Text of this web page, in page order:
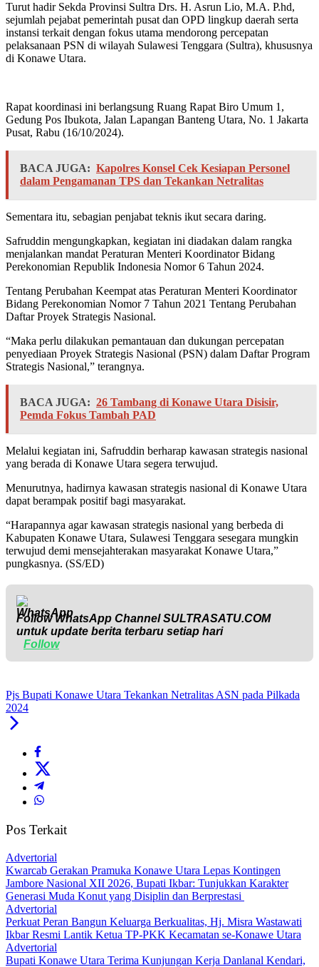
Turut hadir Sekda Provinsi Sultra Drs. H. Asrun Lio, M.A. P.hd,
sejumlah pejabat pemerintah pusat dan OPD lingkup daerah serta
instansi terkait dengan fokus utama mendorong percepatan
pelaksanaan PSN di wilayah Sulawesi Tenggara (Sultra), khususnya
di Konawe Utara.
Rapat koordinasi ini berlangsung Ruang Rapat Biro Umum 1,
Gedung Pos Ibukota, Jalan Lapangan Banteng Utara, No. 1 Jakarta
Pusat, Rabu (16/10/2024).
BACA JUGA: Kapolres Konsel Cek Kesiapan Personel
dalam Pengamanan TPS dan Tekankan Netralitas
Sementara itu, sebagian penjabat teknis ikut secara daring.
Safruddin mengungkapkan, kegiatan ini diadakan dalam rangka
menjalankan mandat Peraturan Menteri Koordinator Bidang
Perekonomian Republik Indonesia Nomor 6 Tahun 2024.
Tentang Perubahan Keempat atas Peraturan Menteri Koordinator
Bidang Perekonomian Nomor 7 Tahun 2021 Tentang Perubahan
Daftar Proyek Strategis Nasional.
“Maka perlu dilakukan pemantauan dan dukungan percepatan
penyediaan Proyek Strategis Nasional (PSN) dalam Daftar Program
Strategis Nasional,” terangnya.
BACA JUGA: 26 Tambang di Konawe Utara Disisir,
Pemda Fokus Tambah PAD
Melalui kegiatan ini, Safruddin berharap kawasan strategis nasional
yang berada di Konawe Utara segera terwujud.
Menurutnya, hadirnya kawasan strategis nasional di Konawe Utara
dapat berampak positif bagi masyarakat.
“Harapannya agar kawasan strategis nasional yang berbeda di
Kabupaten Konawe Utara, Sulawesi Tenggara sesegara mungkin
terwujud demi mensejahterakan masyarakat Konawe Utara,”
pungkasnya. (SS/ED)
Follow WhatsApp ChannelSULTRASATU.COM
untuk update berita terbaru setiap hari
Follow
Pjs Bupati Konawe Utara Tekankan Netralitas ASN pada Pilkada
2024
Pos Terkait
Advertorial
‎Kwarcab Gerakan Pramuka Konawe Utara Lepas Kontingen
Jambore Nasional XII 2026, Bupati Ikbar: Tunjukkan Karakter
Generasi Muda Konut yang Disiplin dan Berprestasi ‎
Advertorial
‎Perkuat Peran Bangun Keluarga Berkualitas, Hj. Misra Wastawati
Ikbar Resmi Lantik Ketua TP-PKK Kecamatan se-Konawe Utara
Advertorial
Bupati Konawe Utara Terima Kunjungan Kerja Danlanal Kendari,